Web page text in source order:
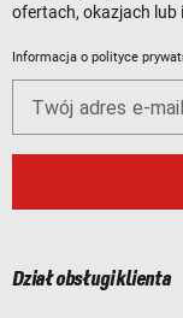
ofertach, okazjach
Informacja o polityce
Twój adres e-mail
Dział obsługi klienta